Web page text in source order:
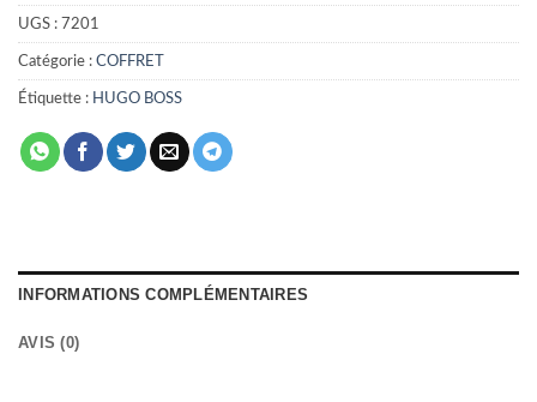
UGS : 7201
Catégorie : COFFRET
Étiquette : HUGO BOSS
INFORMATIONS COMPLÉMENTAIRES
AVIS (0)